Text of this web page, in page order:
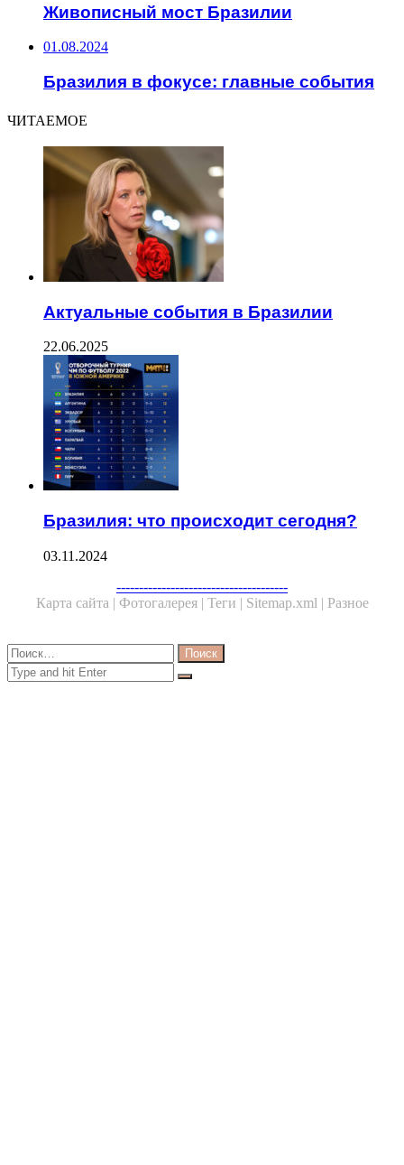
Живописный мост Бразилии
01.08.2024
Бразилия в фокусе: главные события
ЧИТАЕМОЕ
Актуальные события в Бразилии
22.06.2025
Бразилия: что происходит сегодня?
03.11.2024
--------------------------------------
Карта сайта | Фотогалерея | Теги | Sitemap.xml | Разное
Close
Найти:
Close
Search